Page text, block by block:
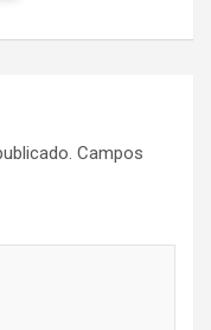
Campos